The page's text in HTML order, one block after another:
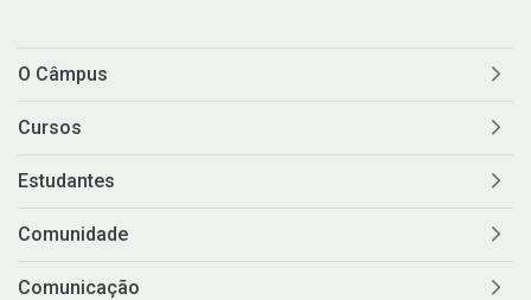
O Câmpus
Cursos
Estudantes
Comunidade
Comunicação